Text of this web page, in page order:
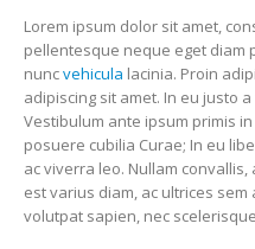
Lorem ipsum dolor sit amet,
pellentesque neque eget diam
nuncvehicula lacinia. Proin
adipiscing sit amet. In eu justo
Vestibulum ante ipsum primis
posuere cubilia Curae; In eu
ac viverra leo. Nullam
est varius diam, ac ultrices
volutpat sapien, nec